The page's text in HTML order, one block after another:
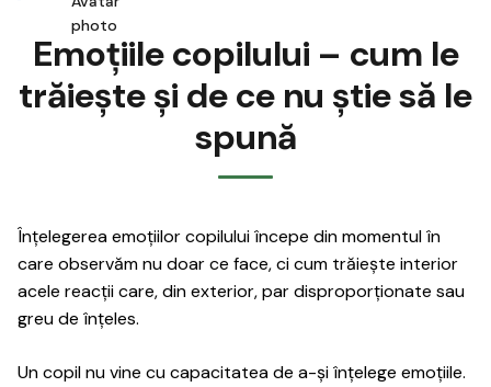
Emoțiile copilului – cum le
trăiește și de ce nu știe să le
spună
Înțelegerea emoțiilor copilului începe din momentul în
care observăm nu doar ce face, ci cum trăiește interior
acele reacții care, din exterior, par disproporționate sau
greu de înțeles.
Un copil nu vine cu capacitatea de a-și înțelege emoțiile.